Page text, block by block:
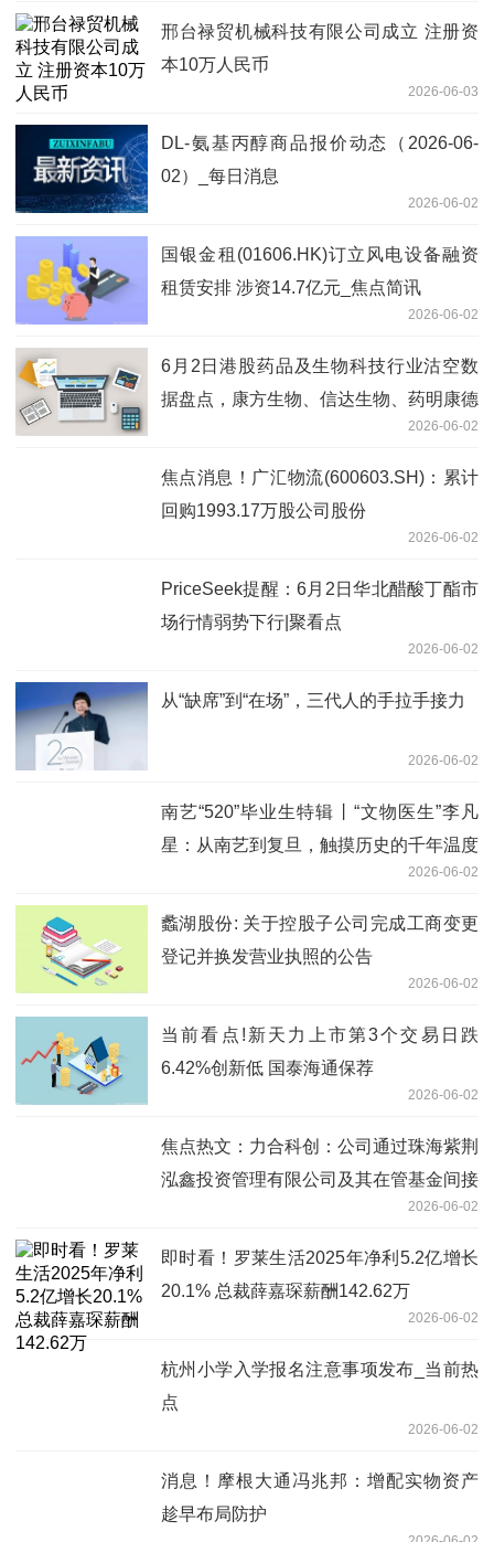
邢台禄贸机械科技有限公司成立 注册资
本10万人民币
2026-06-03
DL-氨基丙醇商品报价动态（2026-06-
02）_每日消息
2026-06-02
国银金租(01606.HK)订立风电设备融资
租赁安排 涉资14.7亿元_焦点简讯
2026-06-02
6月2日港股药品及生物科技行业沽空数
据盘点，康方生物、信达生物、药明康德
2026-06-02
焦点消息！广汇物流(600603.SH)：累计
回购1993.17万股公司股份
2026-06-02
PriceSeek提醒：6月2日华北醋酸丁酯市
场行情弱势下行|聚看点
2026-06-02
从“缺席”到“在场”，三代人的手拉手接力
2026-06-02
南艺“520”毕业生特辑丨“文物医生”李凡
星：从南艺到复旦，触摸历史的千年温度
2026-06-02
蠡湖股份: 关于控股子公司完成工商变更
登记并换发营业执照的公告
2026-06-02
当前看点!新天力上市第3个交易日跌
6.42%创新低 国泰海通保荐
2026-06-02
焦点热文：力合科创：公司通过珠海紫荆
泓鑫投资管理有限公司及其在管基金间接
2026-06-02
即时看！罗莱生活2025年净利5.2亿增长
20.1% 总裁薛嘉琛薪酬142.62万
2026-06-02
杭州小学入学报名注意事项发布_当前热
点
2026-06-02
消息！摩根大通冯兆邦：增配实物资产
趁早布局防护